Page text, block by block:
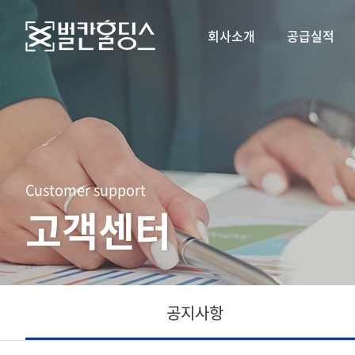
회사소개 공급실적
Customer support
고객센터
공지사항